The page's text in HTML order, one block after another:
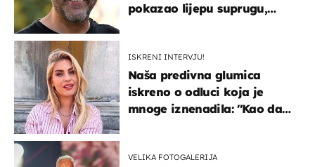
pokazao lijepu suprugu,
ISKRENI INTERVJU!
Naša predivna glumica
iskreno o odluci koja je
mnoge iznenadila: ''Kao da
VELIKA FOTOGALERIJA